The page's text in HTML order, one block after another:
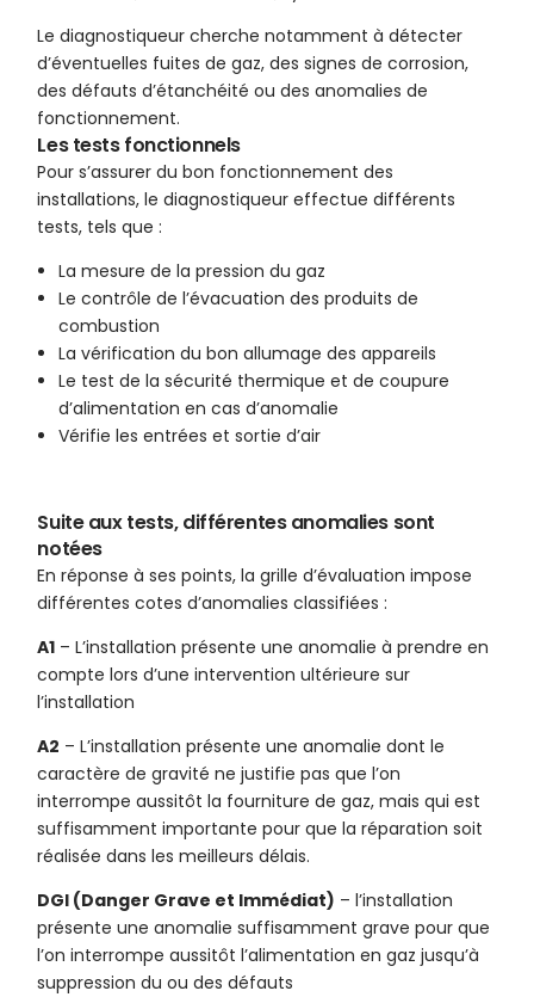
Le diagnostiqueur cherche notamment à détecter
d’éventuelles fuites de gaz, des signes de corrosion,
des défauts d’étanchéité ou des anomalies de
fonctionnement.
Les tests fonctionnels
Pour s’assurer du bon fonctionnement des
installations, le diagnostiqueur effectue différents
tests, tels que :
La mesure de la pression du gaz
Le contrôle de l’évacuation des produits de
combustion
La vérification du bon allumage des appareils
Le test de la sécurité thermique et de coupure
d’alimentation en cas d’anomalie
Vérifie les entrées et sortie d’air
Suite aux tests, différentes anomalies sont
notées
En réponse à ses points, la grille d’évaluation impose
différentes cotes d’anomalies classifiées :
A1 – L’installation présente une anomalie à prendre en
compte lors d’une intervention ultérieure sur
l’installation
A2 – L’installation présente une anomalie dont le
caractère de gravité ne justifie pas que l’on
interrompe aussitôt la fourniture de gaz, mais qui est
suffisamment importante pour que la réparation soit
réalisée dans les meilleurs délais.
DGI (Danger Grave et Immédiat) – l’installation
présente une anomalie suffisamment grave pour que
l’on interrompe aussitôt l’alimentation en gaz jusqu’à
suppression du ou des défauts